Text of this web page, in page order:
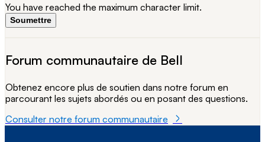
You have reached the maximum character limit.
Soumettre
Forum communautaire de Bell
Obtenez encore plus de soutien dans notre forum en
parcourant les sujets abordés ou en posant des questions.
Consulter notre forum communautaire